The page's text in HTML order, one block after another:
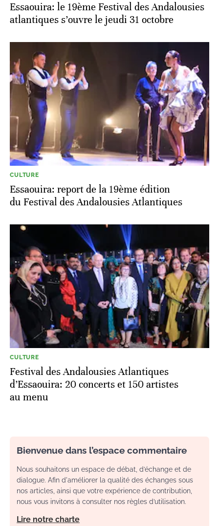
Essaouira: le 19ème Festival des Andalousies
atlantiques s’ouvre le jeudi 31 octobre
CULTURE
Essaouira: report de la 19ème édition
du Festival des Andalousies Atlantiques
CULTURE
Festival des Andalousies Atlantiques
d’Essaouira: 20 concerts et 150 artistes
au menu
Bienvenue dans l’espace commentaire
Nous souhaitons un espace de débat, d’échange et de
dialogue. Afin d'améliorer la qualité des échanges sous
nos articles, ainsi que votre expérience de contribution,
nous vous invitons à consulter nos règles d’utilisation.
Lire notre charte